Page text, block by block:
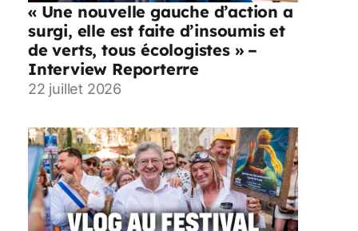
« Une nouvelle gauche d’action a
surgi, elle est faite d’insoumis et
de verts, tous écologistes » –
Interview Reporterre
22 juillet 2026